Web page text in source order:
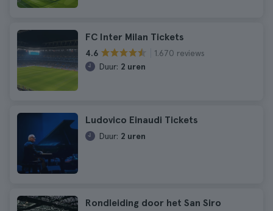
FC Inter Milan Tickets
4.6
1.670 reviews
Duur: 2 uren
Ludovico Einaudi Tickets
Duur: 2 uren
Rondleiding door het San Siro